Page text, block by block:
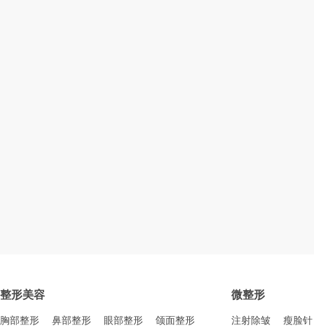
整形美容
胸部整形 鼻部整形 眼部整形 颌面整形
微整形
注射除皱 瘦脸针